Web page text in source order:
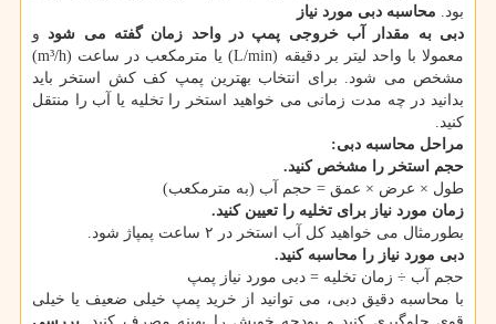
بود. محاسبه دبی مورد نیاز
دبی به مقدار آب خروجی پمپ در واحد زمان گفته می شودو
معمولا با واحد لیتر بر دقیقه (L/min) یا مترمکعب در ساعت (m³/h)
مشخص می شود. برای انتخاب بهترین پمپ کف کش استخر باید
بدانید در چه مدت زمانی می خواهید استخر را تخلیه یا آب را منتقل
کنید.
مراحل محاسبه دبی:
حجم استخر را مشخص کنید.
طول × عرض × عمق = حجم آب (به مترمکعب)
زمان مورد نیاز برای تخلیه را تعیین کنید.
بطورمثال می خواهید کل آب استخر در ۲ ساعت پمپاژ شود.
دبی مورد نیاز را محاسبه کنید.
حجم آب ÷ زمان تخلیه = دبی مورد نیاز پمپ
با محاسبه دقیق دبی، می توانید از خرید پمپ خیلی ضعیف یا خیلی